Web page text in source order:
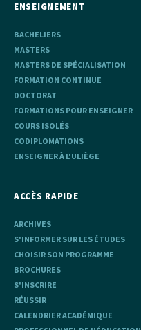
ENSEIGNEMENT
BACHELIERS
MASTERS
MASTERS DE SPÉCIALISATION
FORMATION CONTINUE
DOCTORAT
FORMATIONS POUR ENSEIGNER
COURS ISOLÉS
CODIPLOMATIONS
ENSEIGNER À L'ULIÈGE
ACCÈS RAPIDE
ARCHIVES
S'INFORMER SUR LES ÉTUDES
CHOISIR SON PROGRAMME
BROCHURES
S'INSCRIRE
RÉUSSIR
CALENDRIER ACADÉMIQUE